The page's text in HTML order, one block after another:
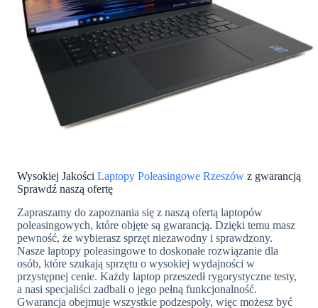
Wysokiej Jakości Laptopy Poleasingowe Rzeszów z gwarancją
Sprawdź naszą ofertę
Zapraszamy do zapoznania się z naszą ofertą laptopów
poleasingowych, które objęte są gwarancją. Dzięki temu masz
pewność, że wybierasz sprzęt niezawodny i sprawdzony.
Nasze laptopy poleasingowe to doskonałe rozwiązanie dla
osób, które szukają sprzętu o wysokiej wydajności w
przystępnej cenie. Każdy laptop przeszedł rygorystyczne testy,
a nasi specjaliści zadbali o jego pełną funkcjonalność.
Gwarancja obejmuje wszystkie podzespoły, więc możesz być